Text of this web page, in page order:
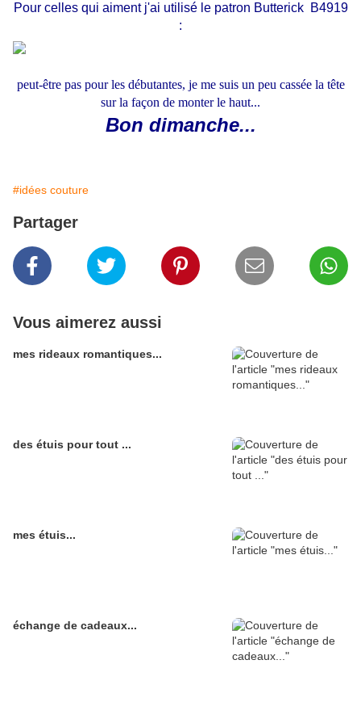
Pour celles qui aiment j'ai utilisé le patron Butterick B4919
:
peut-être pas pour les débutantes, je me suis un peu cassée la tête
sur la façon de monter le haut...
Bon dimanche...
#idées couture
Partager
Vous aimerez aussi
mes rideaux romantiques...
des étuis pour tout ...
mes étuis...
échange de cadeaux...